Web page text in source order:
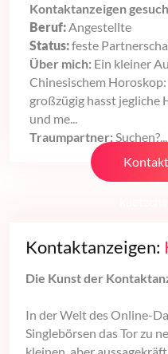
Kontaktanzeigen
Beruf:Angestellte
Status:feste
Über mich: Ein kleiner
Chinesischem
großzügig hasst jegliche
und me...
Traumpartner: Suchen?...
Kontaktanzeigen:
Die Kunst der
In der Welt des Online-
Singlebörsen das Tor zu